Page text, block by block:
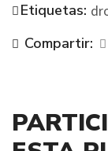
Etiquetas:
Compartir: